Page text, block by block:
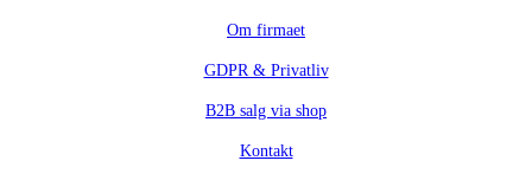
Om firmaet
GDPR & Privatliv
B2B salg via shop
Kontakt